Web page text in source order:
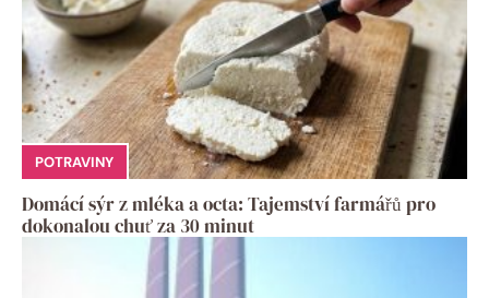
POTRAVINY
Domácí sýr z mléka a octa: Tajemství farmářů pro
dokonalou chuť za 30 minut